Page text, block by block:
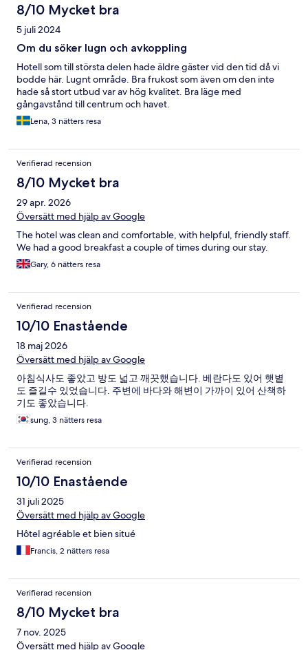
8/10 Mycket bra
5 juli 2024
Om du söker lugn och avkoppling
Hotell som till största delen hade äldre gäster vid den tid då vi
bodde här. Lugnt område. Bra frukost som även om den inte
hade så stort utbud var av hög kvalitet. Bra läge med
gångavstånd till centrum och havet.
Lena, 3 nätters resa
Verifierad recension
8/10 Mycket bra
29 apr. 2026
Översätt med hjälp av Google
The hotel was clean and comfortable, with helpful, friendly staff.
We had a good breakfast a couple of times during our stay.
Gary, 6 nätters resa
Verifierad recension
10/10 Enastående
18 maj 2026
Översätt med hjälp av Google
아침식사도 좋았고 방도 넓고 깨끗했습니다. 베란다도 있어 햇볕
도 즐길수 있었습니다. 주변에 바다와 해변이 가까이 있어 산책하
기도 좋았습니다.
sung, 3 nätters resa
Verifierad recension
10/10 Enastående
31 juli 2025
Översätt med hjälp av Google
Hôtel agréable et bien situé
Francis, 2 nätters resa
Verifierad recension
8/10 Mycket bra
7 nov. 2025
Översätt med hjälp av Google